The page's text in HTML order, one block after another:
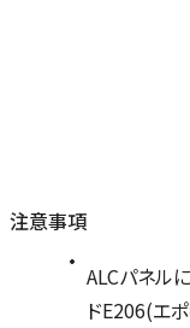
注意事項
ALCパネル
ドE206(エ